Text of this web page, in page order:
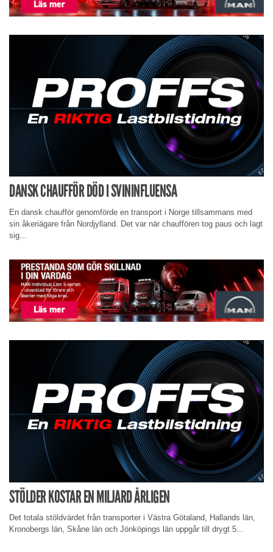
DANSK CHAUFFÖR DÖD I SVININFLUENSA
En dansk chaufför genomförde en transport i Norge tillsammans med
sin åkeriägare från Nordjylland. Det var när chauffören tog paus och lagt
sig...
STÖLDER KOSTAR EN MILJARD ÅRLIGEN
Det totala stöldvärdet från transporter i Västra Götaland, Hallands län,
Kronobergs län, Skåne län och Jönköpings län uppgår till drygt 5...